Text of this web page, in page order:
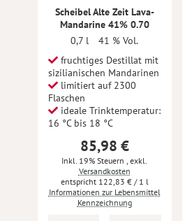
Scheibel Alte Zeit Lava-
Mandarine 41% 0.70
0,7 l
41 % Vol.
fruchtiges Destillat mit
sizilianischen Mandarinen
limitiert auf 2300
Flaschen
ideale Trinktemperatur:
16 °C bis 18 °C
85,98 €
Inkl. 19% Steuern
exkl.
Versandkosten
122,83 € / 1 l
Informationen zur Lebensmittel
Kennzeichnung